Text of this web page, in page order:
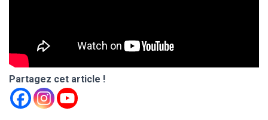
Partagez cet article !